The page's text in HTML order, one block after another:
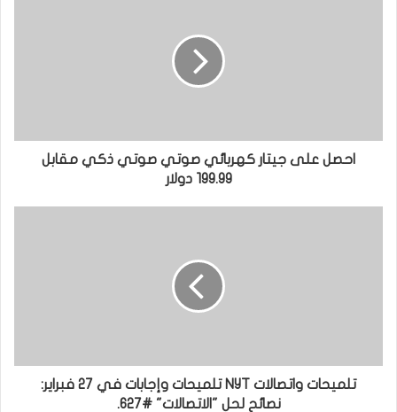
احصل على جيتار كهربائي صوتي صوتي ذكي مقابل
199.99 دولار
تلميحات واتصالات NYT تلميحات وإجابات في 27 فبراير:
نصائح لحل "الاتصالات" #627.